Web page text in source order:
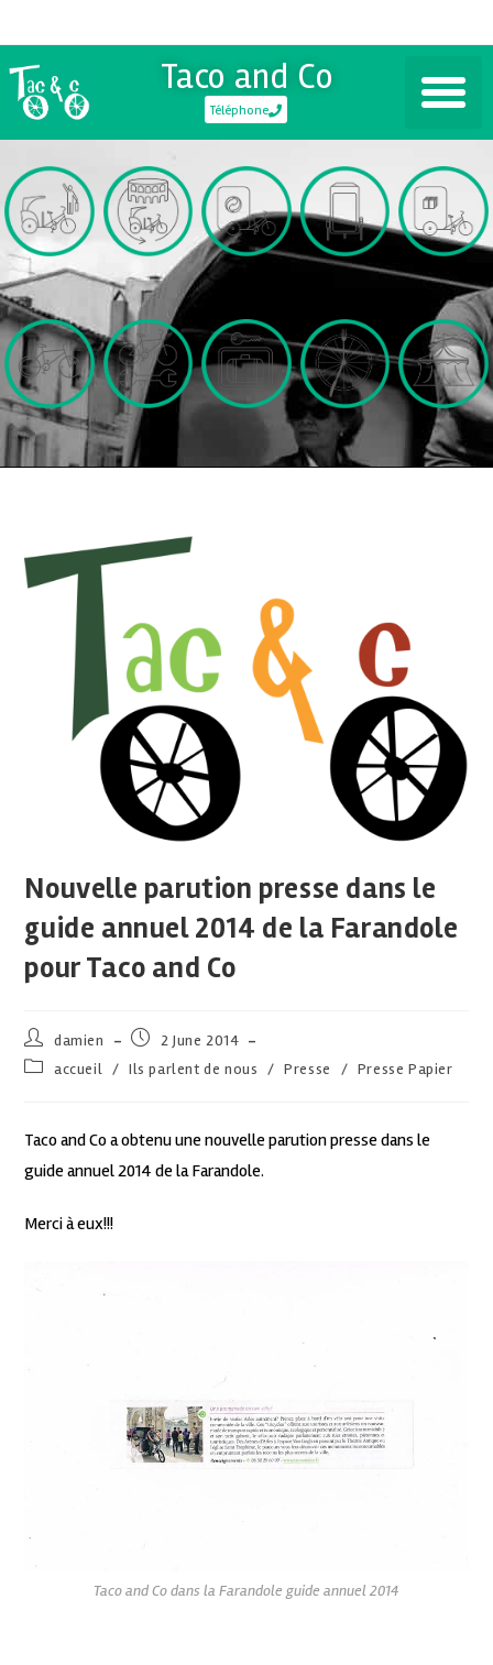
Taco and Co
Téléphone
Nouvelle parution presse dans le
guide annuel 2014 de la Farandole
pour Taco and Co
damien
2 June 2014
accueil / Ils parlent de nous / Presse / Presse Papier
Taco and Co a obtenu une nouvelle parution presse dans le
guide annuel 2014 de la Farandole.
Merci à eux!!!
Taco and Co dans la Farandole guide annuel 2014